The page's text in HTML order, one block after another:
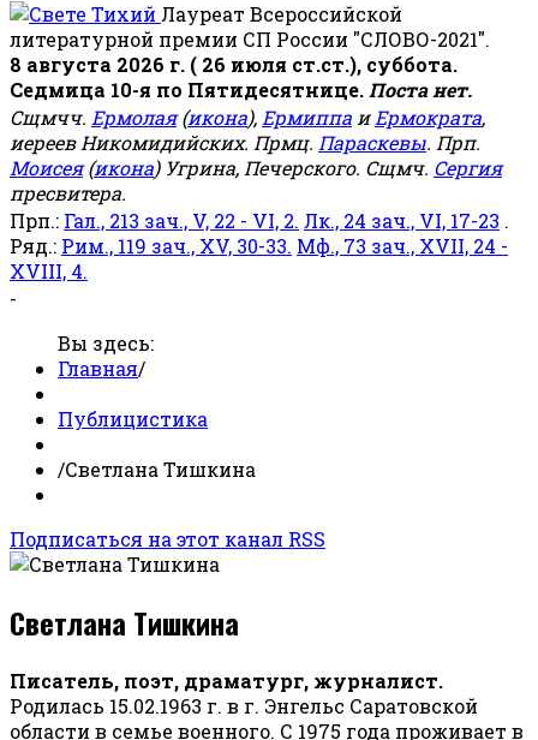
Лауреат Всероссийской
литературной премии СП России "СЛОВО-2021".
8 августа 2026 г. ( 26 июля ст.ст.), суббота.
Седмица 10-я по Пятидесятнице. Поста нет.
Сщмчч. Ермолая(икона), Ермиппа иЕрмократа,
иереев Никомидийских. Прмц. Параскевы. Прп.
Моисея(икона) Угрина, Печерского. Сщмч. Сергия
пресвитера.
Прп.: Гал., 213 зач., V, 22 - VI, 2. Лк., 24 зач., VI, 17-23 .
Ряд.: Рим., 119 зач., XV, 30-33. Мф., 73 зач., XVII, 24 -
XVIII, 4.
-
Вы здесь:
Главная/
Публицистика
/Светлана Тишкина
Подписаться на этот канал RSS
Светлана Тишкина
Писатель, поэт, драматург, журналист.
Родилась 15.02.1963 г. в г. Энгельс Саратовской
области в семье военного. С 1975 года проживает в